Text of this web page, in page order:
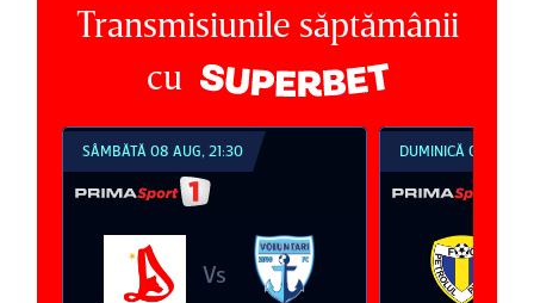
Transmisiunile săptămânii
cu
SÂMBĂTĂ 08 AUG, 21:30
Vs
DUMINICĂ 09 AUG,